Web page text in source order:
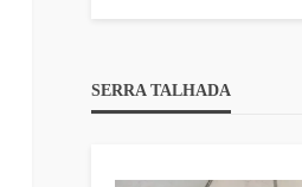
SERRA TALHADA